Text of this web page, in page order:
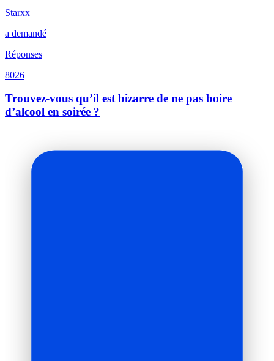
Starxx
a demandé
Réponses
8026
Trouvez-vous qu’il est bizarre de ne pas boire
d’alcool en soirée ?